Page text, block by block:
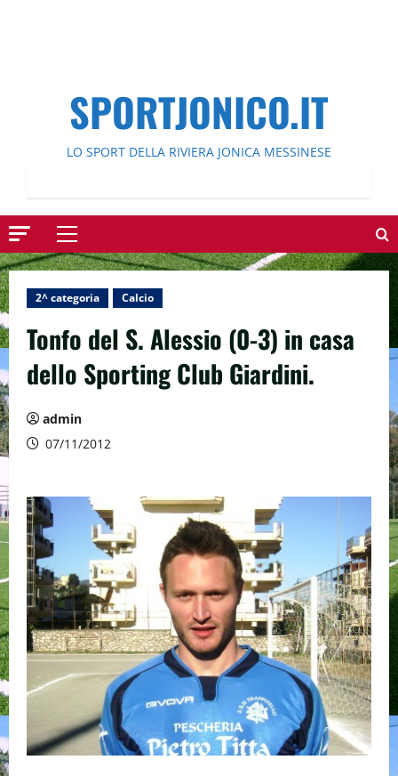
SPORTJONICO.IT
LO SPORT DELLA RIVIERA JONICA MESSINESE
Menu
principale
2^ categoria Calcio
Tonfo del S. Alessio (0-3) in casa
dello Sporting Club Giardini.
admin
07/11/2012